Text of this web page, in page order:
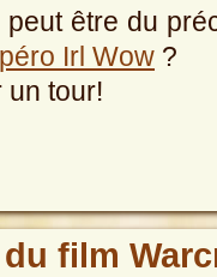
être du
Irl Wow ?
un tour!
film